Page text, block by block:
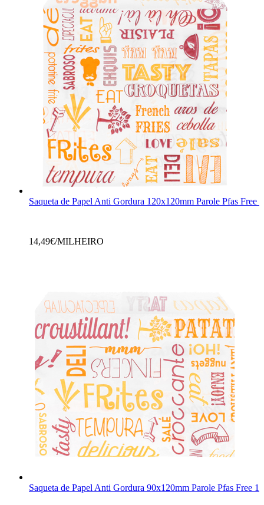
Saqueta de Papel Anti Gordura 120x120mm Parole Pfas Free
14,49€/MILHEIRO
Saqueta de Papel Anti Gordura 90x120mm Parole Pfas Free